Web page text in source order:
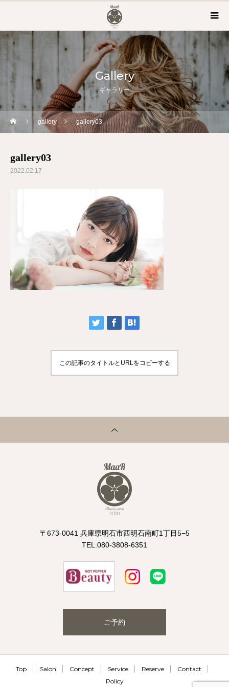
Gallery
ギャラリー
gallery gallery03
gallery03
2022.02.17
この記事のタイトルとURLをコピーする
〒673-0041 兵庫県明石市西明石南町1丁目5−5
TEL.080-3808-6351
ご予約
Top Salon Concept Service Reserve
Contact
Policy